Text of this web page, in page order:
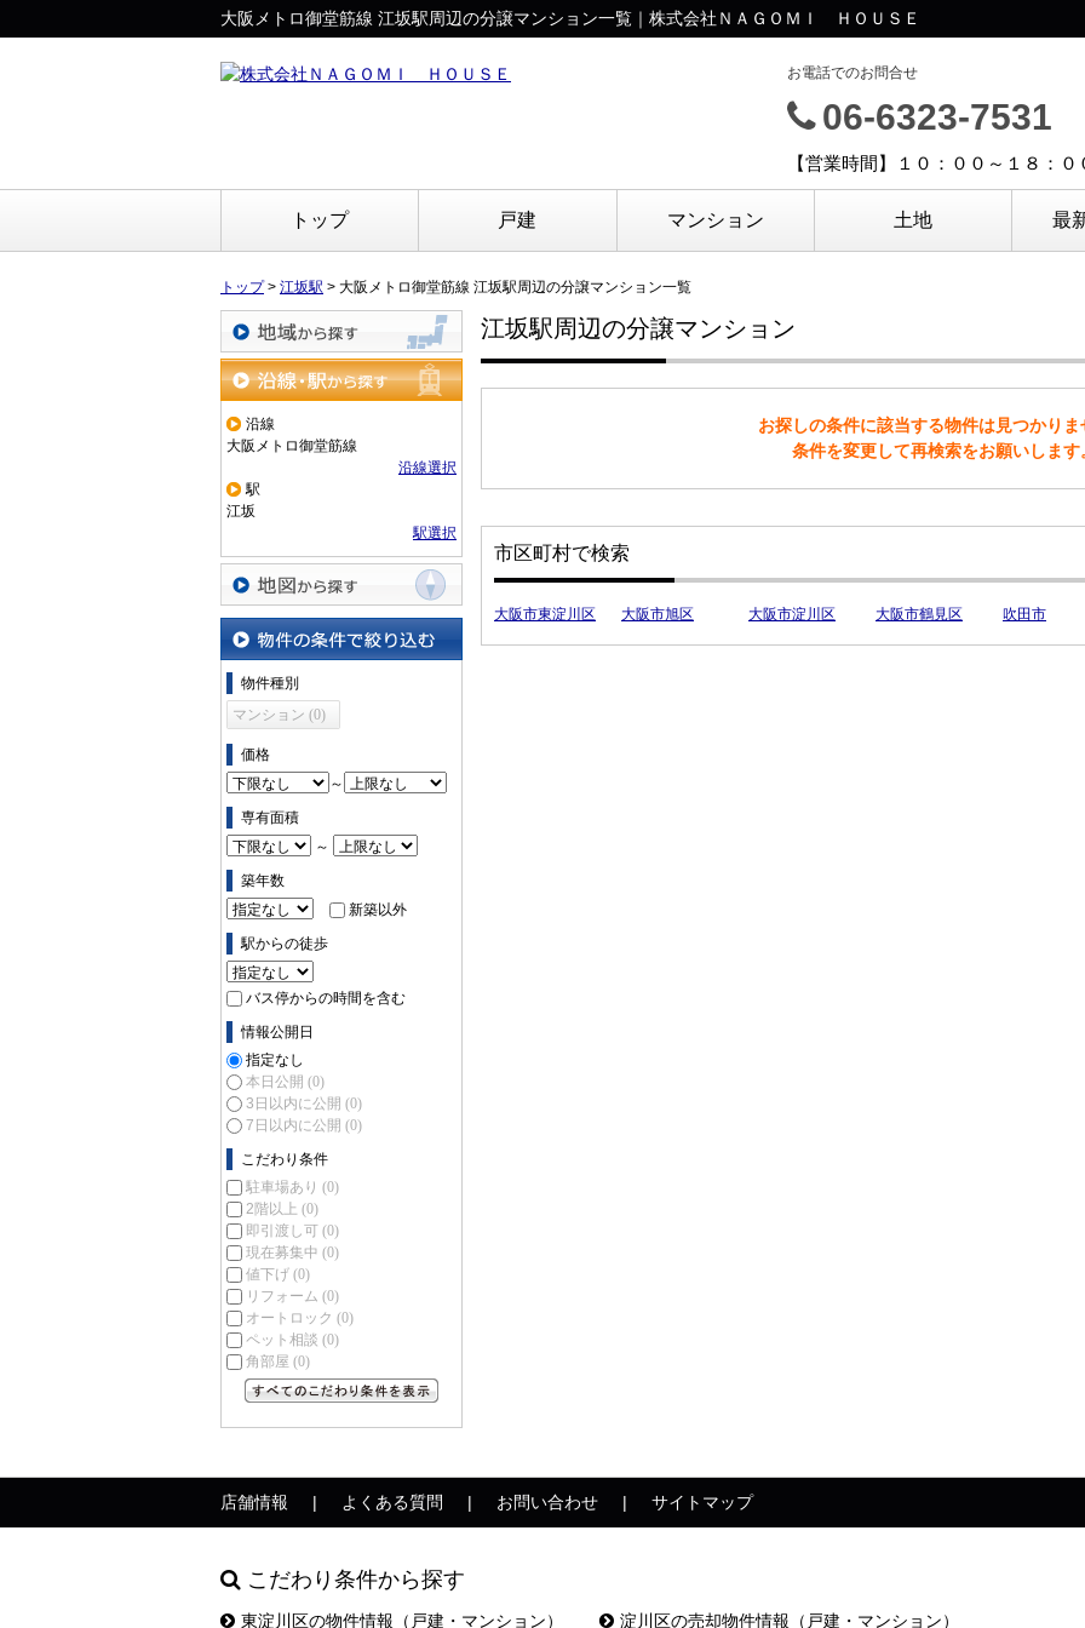
大阪メトロ御堂筋線 江坂駅周辺の分譲マンション一覧｜株式会社ＮＡＧＯＭＩ ＨＯＵＳＥ
お電話でのお問合せ
06-6323-7531
【営業時間】１０：００～１８：
トップ 戸建 マンション 土地 最
トップ> 江坂駅 > 大阪メトロ御堂筋線 江坂駅周辺の分譲マンション一覧
地域から探す
沿線・駅から探す
沿線
大阪メトロ御堂筋線
沿線選択
駅
江坂
駅選択
地図から探す
物件の条件で絞り込む
物件種別
マンション (0)
価格
～
専有面積
～
築年数
新築以外
駅からの徒歩
バス停からの時間を含む
情報公開日
指定なし
本日公開 (0)
3日以内に公開 (0)
7日以内に公開 (0)
こだわり条件
駐車場あり (0)
2階以上 (0)
即引渡し可 (0)
現在募集中 (0)
値下げ (0)
リフォーム (0)
オートロック (0)
ペット相談 (0)
角部屋 (0)
江坂駅周辺の分譲マンション
お探しの条件に該当する物件は見つかりま
条件を変更して再検索をお願いします
市区町村で検索
大阪市東淀川区 大阪市旭区 大阪市淀川区 大阪市鶴見区 吹田市
店舗情報 よくある質問 お問い合わせ サイトマップ
こだわり条件から探す
東淀川区の物件情報（戸建・マンション） 淀川区の売却物件情報（戸建・マンション）